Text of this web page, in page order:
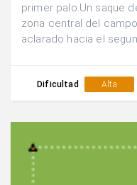
primer palo.Un saque
zona central del
aclarado hacia el
Dificultad Alta